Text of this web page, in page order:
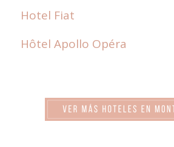
Hotel Fiat
Hôtel Apollo Opéra